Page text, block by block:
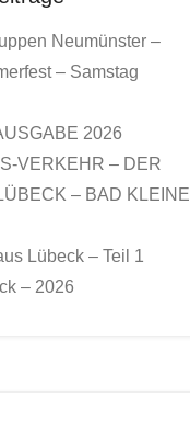
Neumünster –
– Samstag
2026
VERKEHR – DER
– BAD
Lübeck – Teil 1
– 2026